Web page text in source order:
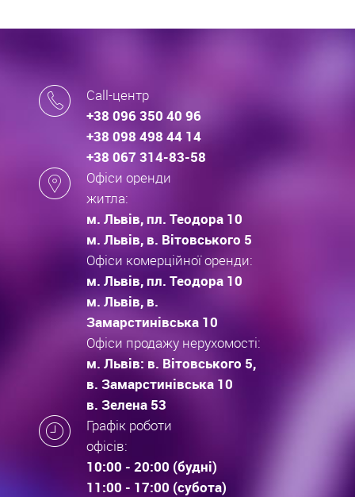
Call-центр
+38 096 350 40 96
+38 098 498 44 14
+38 067 314-83-58
Офіси оренди
житла:
м. Львів, пл. Теодора 10
м. Львів, в. Вітовського 5
Офіси комерційної оренди:
м. Львів, пл. Теодора 10
м. Львів, в.
Замарстинівська 10
Офіси продажу нерухомості:
м. Львів: в. Вітовського 5,
в. Замарстинівська 10
в. Зелена 53
Графік роботи
офісів:
10:00 - 20:00 (будні)
11:00 - 17:00 (субота)